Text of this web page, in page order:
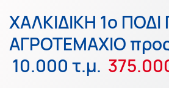
ΧΑΛΚΙΔΙΚΗ 1ο ΠΟΔΙ
ΑΓΡΟΤΕΜΑΧΙΟ
10.000 τ.μ.